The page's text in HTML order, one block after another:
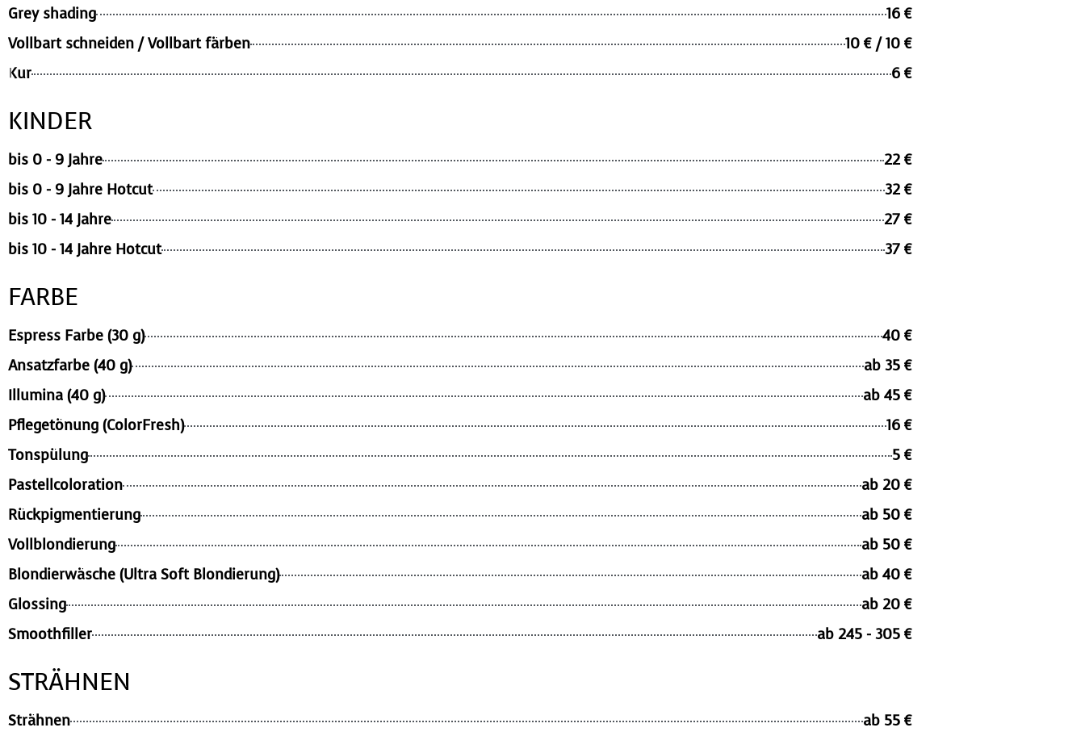
Grey shading
16 €
Vollbart schneiden / Vollbart färben
10 € / 10 €
Kur
6 €
KINDER
bis 0 - 9 Jahre
22 €
bis 0 - 9 Jahre Hotcut
32 €
bis 10 - 14 Jahre
27 €
bis 10 - 14 Jahre Hotcut
37 €
FARBE
Espress Farbe (30 g)
40 €
Ansatzfarbe (40 g)
ab 35 €
Illumina (40 g)
ab 45 €
Pflegetönung (ColorFresh)
16 €
Tonspülung
5 €
Pastellcoloration
ab 20 €
Rückpigmentierung
ab 50 €
Vollblondierung
ab 50 €
Blondierwäsche (Ultra Soft Blondierung)
ab 40 €
Glossing
ab 20 €
Smoothfiller
ab 245 - 305 €
STRÄHNEN
Strähnen
ab 55 €